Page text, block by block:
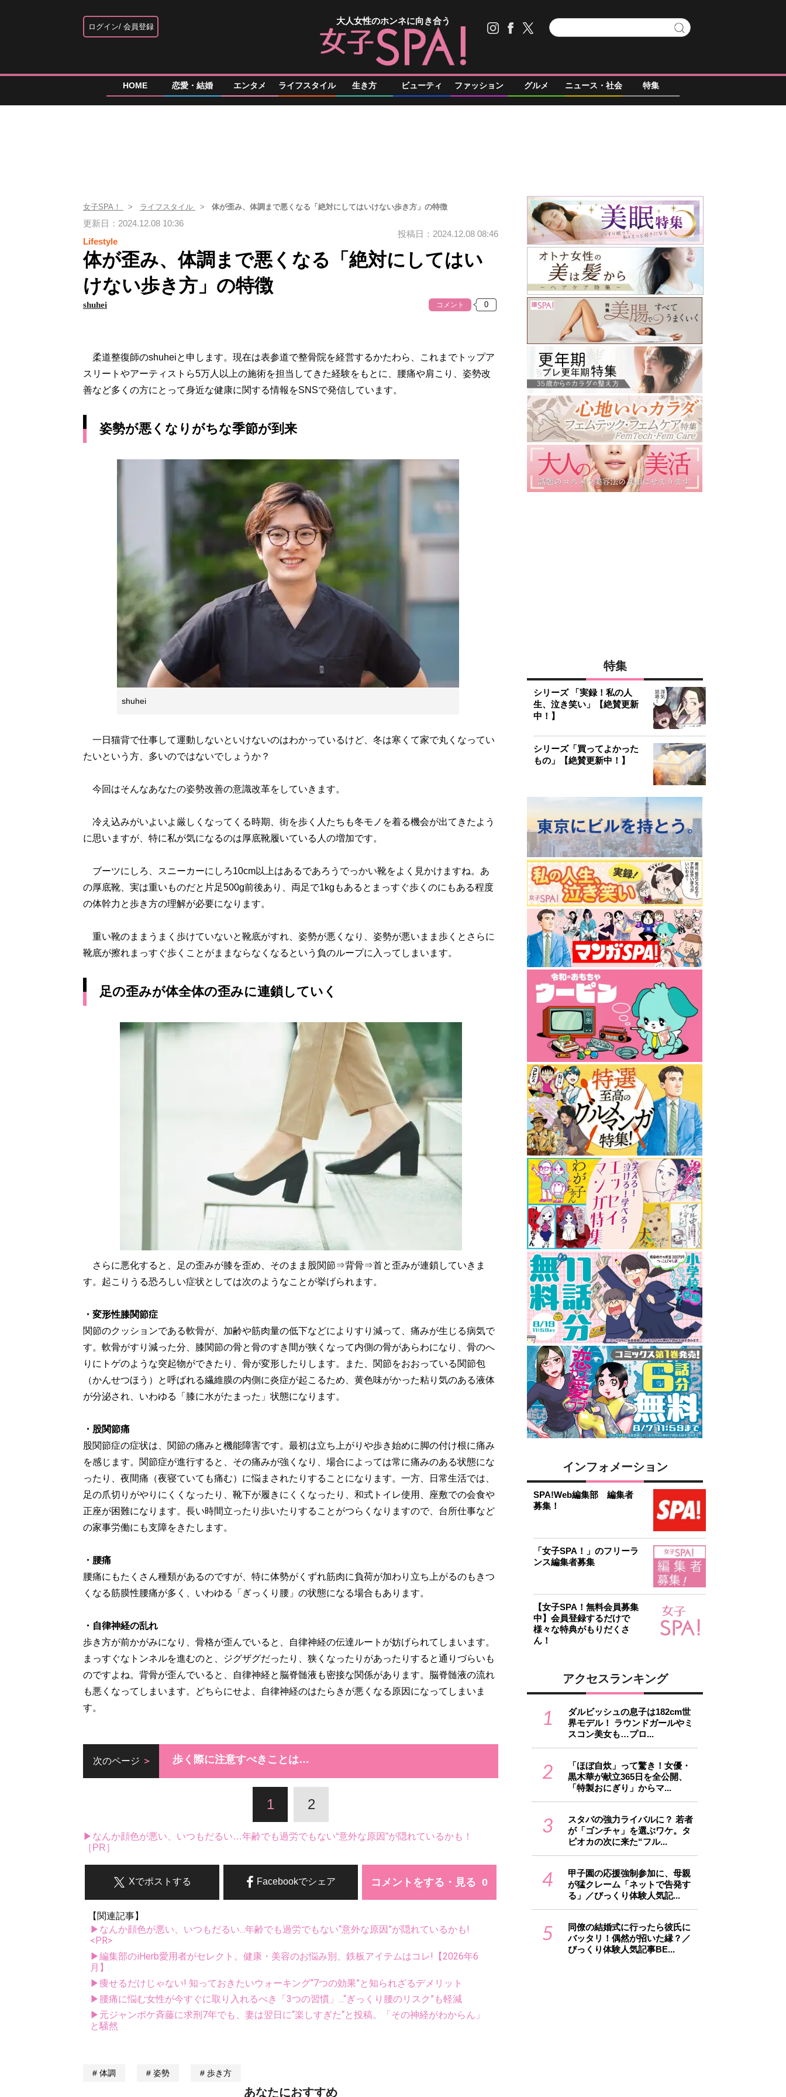
ログイン 会員登録
大人女性のホンネに向き合う
HOME 恋愛・結婚 エンタメ ライフスタイル 生き方 ビューティ ファッション グルメ ニュース・社会 特集
女子SPA！ ライフスタイル 体が歪み、体調まで悪くなる「絶対にしてはいけない歩き方」の特徴
更新日：2024.12.08 10:36
Lifestyle
投稿日：2024.12.08 08:46
体が歪み、体調まで悪くなる「絶対にしてはい
けない歩き方」の特徴
shuhei コメント
柔道整復師のshuheiと申します。現在は表参道で整骨院を経営するかたわら、これまでトップア
スリートやアーティストら5万人以上の施術を担当してきた経験をもとに、腰痛や肩こり、姿勢改
善など多くの方にとって身近な健康に関する情報をSNSで発信しています。
姿勢が悪くなりがちな季節が到来
shuhei
一日猫背で仕事して運動しないといけないのはわかっているけど、冬は寒くて家で丸くなってい
たいという方、多いのではないでしょうか？
今回はそんなあなたの姿勢改善の意識改革をしていきます。
冷え込みがいよいよ厳しくなってくる時期、街を歩く人たちも冬モノを着る機会が出てきたよう
に思いますが、特に私が気になるのは厚底靴履いている人の増加です。
ブーツにしろ、スニーカーにしろ10cm以上はあるであろうでっかい靴をよく見かけますね。あ
の厚底靴、実は重いものだと片足500g前後あり、両足で1kgもあるとまっすぐ歩くのにもある程度
の体幹力と歩き方の理解が必要になります。
重い靴のままうまく歩けていないと靴底がすれ、姿勢が悪くなり、姿勢が悪いまま歩くとさらに
靴底が擦れまっすぐ歩くことがままならなくなるという負のループに入ってしまいます。
足の歪みが体全体の歪みに連鎖していく
さらに悪化すると、足の歪みが膝を歪め、そのまま股関節⇒背骨⇒首と歪みが連鎖していきま
す。起こりうる恐ろしい症状としては次のようなことが挙げられます。
・変形性膝関節症
関節のクッションである軟骨が、加齢や筋肉量の低下などによりすり減って、痛みが生じる病気で
す。軟骨がすり減った分、膝関節の骨と骨のすき間が狭くなって内側の骨があらわになり、骨のへ
りにトゲのような突起物ができたり、骨が変形したりします。また、関節をおおっている関節包
（かんせつほう）と呼ばれる繊維膜の内側に炎症が起こるため、黄色味がかった粘り気のある液体
が分泌され、いわゆる「膝に水がたまった」状態になります。
・股関節痛
股関節症の症状は、関節の痛みと機能障害です。最初は立ち上がりや歩き始めに脚の付け根に痛み
を感じます。関節症が進行すると、その痛みが強くなり、場合によっては常に痛みのある状態にな
ったり、夜間痛（夜寝ていても痛む）に悩まされたりすることになります。一方、日常生活では、
足の爪切りがやりにくくなったり、靴下が履きにくくなったり、和式トイレ使用、座敷での会食や
正座が困難になります。長い時間立ったり歩いたりすることがつらくなりますので、台所仕事など
の家事労働にも支障をきたします。
・腰痛
腰痛にもたくさん種類があるのですが、特に体勢がくずれ筋肉に負荷が加わり立ち上がるのもきつ
くなる筋膜性腰痛が多く、いわゆる「ぎっくり腰」の状態になる場合もあります。
・自律神経の乱れ
歩き方が前かがみになり、骨格が歪んでいると、自律神経の伝達ルートが妨げられてしまいます。
まっすぐなトンネルを進むのと、ジグザグだったり、狭くなったりがあったりすると通りづらいも
のですよね。背骨が歪んでいると、自律神経と脳脊髄液も密接な関係があります。脳脊髄液の流れ
も悪くなってしまいます。どちらにせよ、自律神経のはたらきが悪くなる原因になってしまいま
す。
次のページ 歩く際に注意すべきことは…
1 2
▶なんか顔色が悪い、いつもだるい…年齢でも過労でもない“意外な原因”が隠れているかも！
［PR］
コメントをする・見る
Facebookでシェア
Xでポストする
【関連記事】
▶なんか顔色が悪い、いつもだるい...年齢でも過労でもない“意外な原因”が隠れているかも!
<PR>
▶編集部のiHerb愛用者がセレクト。健康・美容のお悩み別、鉄板アイテムはコレ!【2026年6
月】
▶痩せるだけじゃない! 知っておきたいウォーキング“7つの効果”と知られざるデメリット
▶腰痛に悩む女性が今すぐに取り入れるべき「3つの習慣」...“ぎっくり腰のリスク”も軽減
▶元ジャンポケ斉藤に求刑7年でも、妻は翌日に“楽しすぎた“と投稿。「その神経がわからん」
と騒然
体調 姿勢 歩き方
あなたにおすすめ
特集
シリーズ 「実録！私の人
生、泣き笑い」【絶賛更新
中！】
シリーズ「買ってよかった
もの」【絶賛更新中！】
インフォメーション
SPA!Web編集部 編集者
募集！
「女子SPA！」のフリーラ
ンス編集者募集
【女子SPA！無料会員募集
中】会員登録するだけで
様々な特典がもりだくさ
ん！
アクセスランキング
1
ダルビッシュの息子は182cm世
界モデル！ ラウンドガールやミ
スコン美女も…プロ...
2
「ほぼ自炊」って驚き！女優・
黒木華が献立365日を全公開、
「特製おにぎり」からマ...
3
スタバの強力ライバルに？ 若者
が「ゴンチャ」を選ぶワケ。タ
ピオカの次に来た“フル...
4
甲子園の応援強制参加に、母親
が猛クレーム「ネットで告発す
る」／びっくり体験人気記...
5
同僚の結婚式に行ったら彼氏に
バッタリ！偶然が招いた縁？／
びっくり体験人気記事BE...